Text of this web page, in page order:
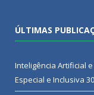
ÚLTIMAS
Inteligência Artificial
Especial e Inclusiva